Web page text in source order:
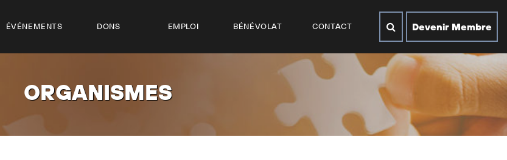
ÉVÉNEMENTS DONS EMPLOI BÉNÉVOLAT CONTACT Devenir Membre
ORGANISMES